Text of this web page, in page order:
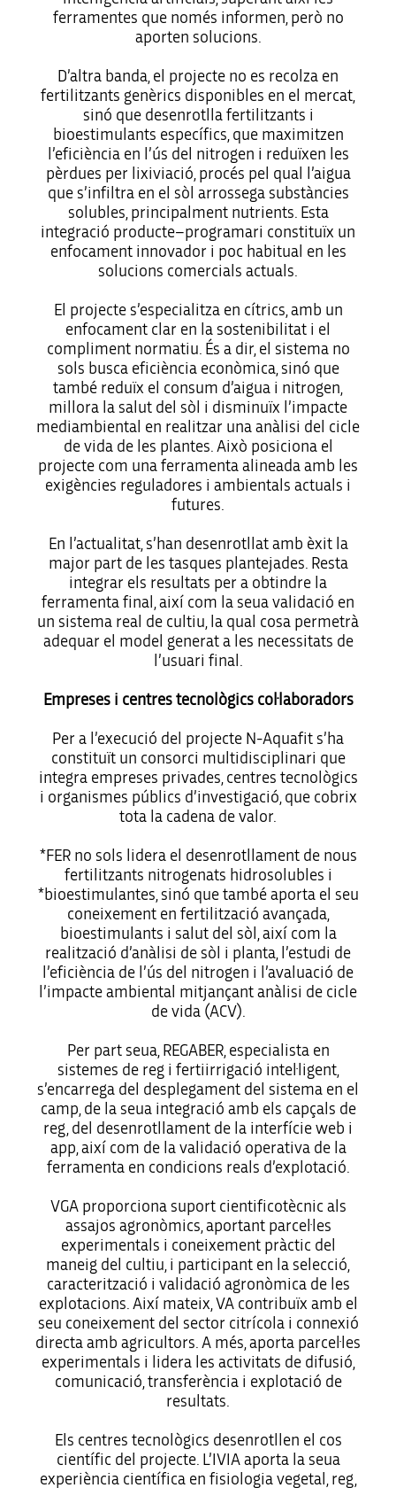
ferramentes que només informen, però no
aporten solucions.
D’altra banda, el projecte no es recolza en
fertilitzants genèrics disponibles en el mercat,
sinó que desenrotlla fertilitzants i
bioestimulants específics, que maximitzen
l’eficiència en l’ús del nitrogen i reduïxen les
pèrdues per lixiviació, procés pel qual l’aigua
que s’infiltra en el sòl arrossega substàncies
solubles, principalment nutrients. Esta
integració producte–programari constituïx un
enfocament innovador i poc habitual en les
solucions comercials actuals.
El projecte s’especialitza en cítrics, amb un
enfocament clar en la sostenibilitat i el
compliment normatiu. És a dir, el sistema no
sols busca eficiència econòmica, sinó que
també reduïx el consum d’aigua i nitrogen,
millora la salut del sòl i disminuïx l’impacte
mediambiental en realitzar una anàlisi del cicle
de vida de les plantes. Això posiciona el
projecte com una ferramenta alineada amb les
exigències reguladores i ambientals actuals i
futures.
En l’actualitat, s’han desenrotllat amb èxit la
major part de les tasques plantejades. Resta
integrar els resultats per a obtindre la
ferramenta final, així com la seua validació en
un sistema real de cultiu, la qual cosa permetrà
adequar el model generat a les necessitats de
l’usuari final.
Empreses i centres tecnològics col·laboradors
Per a l’execució del projecte N-Aquafit s’ha
constituït un consorci multidisciplinari que
integra empreses privades, centres tecnològics
i organismes públics d’investigació, que cobrix
tota la cadena de valor.
*FER no sols lidera el desenrotllament de nous
fertilitzants nitrogenats hidrosolubles i
*bioestimulantes, sinó que també aporta el seu
coneixement en fertilització avançada,
bioestimulants i salut del sòl, així com la
realització d’anàlisi de sòl i planta, l’estudi de
l’eficiència de l’ús del nitrogen i l’avaluació de
l’impacte ambiental mitjançant anàlisi de cicle
de vida (ACV).
Per part seua, REGABER, especialista en
sistemes de reg i fertiirrigació intel·ligent,
s’encarrega del desplegament del sistema en el
camp, de la seua integració amb els capçals de
reg, del desenrotllament de la interfície web i
app, així com de la validació operativa de la
ferramenta en condicions reals d’explotació.
VGA proporciona suport cientificotècnic als
assajos agronòmics, aportant parcel·les
experimentals i coneixement pràctic del
maneig del cultiu, i participant en la selecció,
caracterització i validació agronòmica de les
explotacions. Així mateix, VA contribuïx amb el
seu coneixement del sector citrícola i connexió
directa amb agricultors. A més, aporta parcel·les
experimentals i lidera les activitats de difusió,
comunicació, transferència i explotació de
resultats.
Els centres tecnològics desenrotllen el cos
científic del projecte. L’IVIA aporta la seua
experiència científica en fisiologia vegetal, reg,